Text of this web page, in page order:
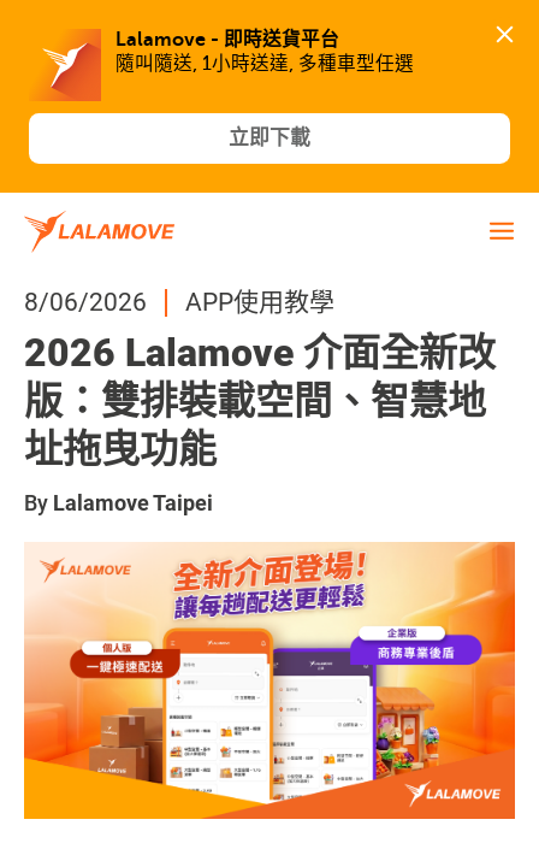
Lalamove - 即時送貨平台
隨叫隨送, 1小時送達, 多種車型任選
立即下載
8/06/2026 APP使用教學
2026 Lalamove 介面全新改
版：雙排裝載空間、智慧地
址拖曳功能
By Lalamove Taipei